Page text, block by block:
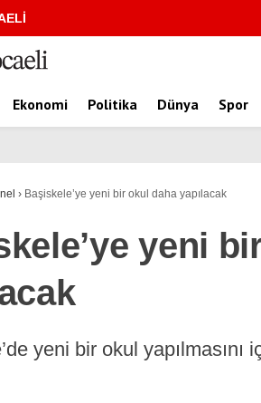
Ekonomi Politika Dünya Spor
› Başiskele’ye yeni bir okul daha yapılacak
yeni
yeni bir okul yapılmasını